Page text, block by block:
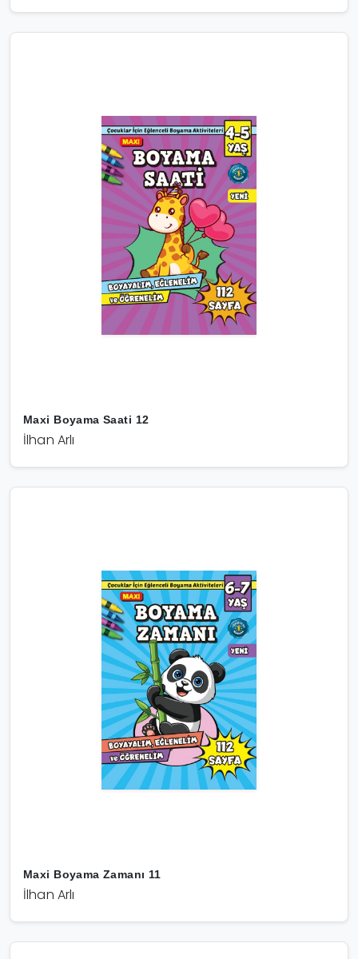
Maxi Boyama Saati 12
İlhan Arlı
Maxi Boyama Zamanı 11
İlhan Arlı